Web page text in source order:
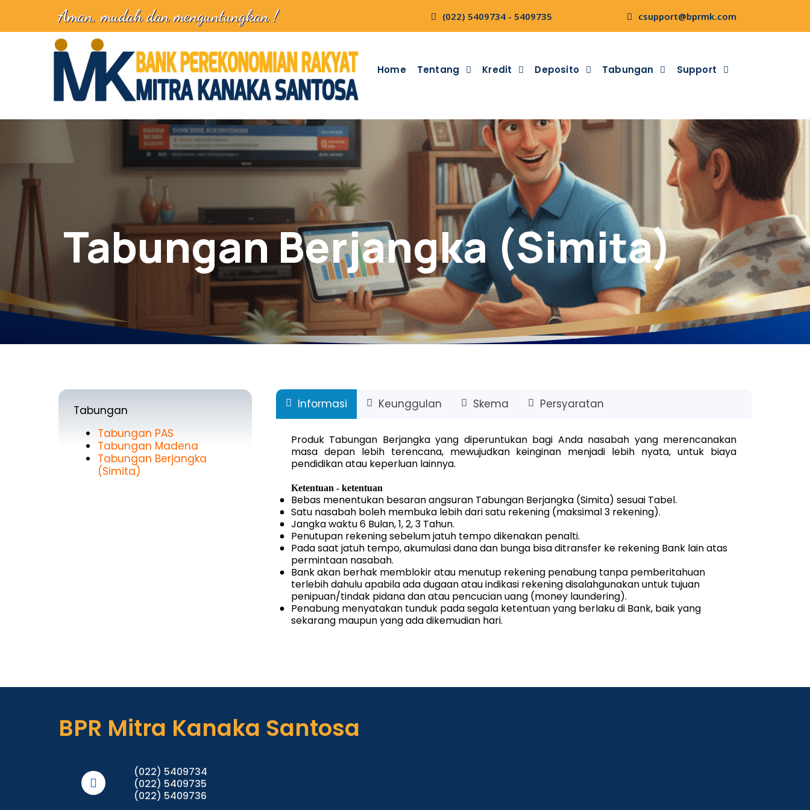
Aman, mudah dan menguntungkan ! (022) 5409734 - 5409735 csupport@bprmk.com
Home Tentang Kredit Deposito Tabungan Support
Tabungan Berjangka (Simita)
Tabungan
Tabungan PAS
Tabungan Madena
Tabungan Berjangka
(Simita)
Informasi Keunggulan Skema Persyaratan
Produk Tabungan Berjangka yang diperuntukan bagi Anda nasabah yang merencanakan
masa depan lebih terencana, mewujudkan keinginan menjadi lebih nyata, untuk biaya
pendidikan atau keperluan lainnya.
Ketentuan - ketentuan
Bebas menentukan besaran angsuran Tabungan Berjangka (Simita) sesuai Tabel.
Satu nasabah boleh membuka lebih dari satu rekening (maksimal 3 rekening).
Jangka waktu 6 Bulan, 1, 2, 3 Tahun.
Penutupan rekening sebelum jatuh tempo dikenakan penalti.
Pada saat jatuh tempo, akumulasi dana dan bunga bisa ditransfer ke rekening Bank lain atas
permintaan nasabah.
Bank akan berhak memblokir atau menutup rekening penabung tanpa pemberitahuan
terlebih dahulu apabila ada dugaan atau indikasi rekening disalahgunakan untuk tujuan
penipuan/tindak pidana dan atau pencucian uang (money laundering).
Penabung menyatakan tunduk pada segala ketentuan yang berlaku di Bank, baik yang
sekarang maupun yang ada dikemudian hari.
BPR Mitra Kanaka Santosa
(022) 5409734
(022) 5409735
(022) 5409736